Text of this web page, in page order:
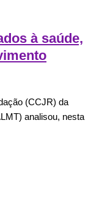
à saúde,
(CCJR) da
analisou, nesta